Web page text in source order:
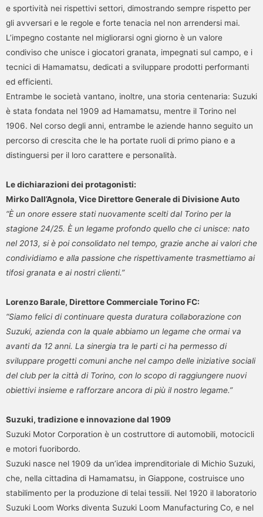
e sportività nei rispettivi settori, dimostrando sempre rispetto per
gli avversari e le regole e forte tenacia nel non arrendersi mai.
L’impegno costante nel migliorarsi ogni giorno è un valore
condiviso che unisce i giocatori granata, impegnati sul campo, e i
tecnici di Hamamatsu, dedicati a sviluppare prodotti performanti
ed efficienti.
Entrambe le società vantano, inoltre, una storia centenaria: Suzuki
è stata fondata nel 1909 ad Hamamatsu, mentre il Torino nel
1906. Nel corso degli anni, entrambe le aziende hanno seguito un
percorso di crescita che le ha portate ruoli di primo piano e a
distinguersi per il loro carattere e personalità.
Le dichiarazioni dei protagonisti:
Mirko Dall’Agnola, Vice Direttore Generale di Divisione Auto
“È un onore essere stati nuovamente scelti dal Torino per la
stagione 24/25. È un legame profondo quello che ci unisce: nato
nel 2013, si è poi consolidato nel tempo, grazie anche ai valori che
condividiamo e alla passione che rispettivamente trasmettiamo ai
tifosi granata e ai nostri clienti.”
Lorenzo Barale, Direttore Commerciale Torino FC:
“Siamo felici di continuare questa duratura collaborazione con
Suzuki, azienda con la quale abbiamo un legame che ormai va
avanti da 12 anni. La sinergia tra le parti ci ha permesso di
sviluppare progetti comuni anche nel campo delle iniziative sociali
del club per la città di Torino, con lo scopo di raggiungere nuovi
obiettivi insieme e rafforzare ancora di più il nostro legame.”
Suzuki, tradizione e innovazione dal 1909
Suzuki Motor Corporation è un costruttore di automobili, motocicli
e motori fuoribordo.
Suzuki nasce nel 1909 da un’idea imprenditoriale di Michio Suzuki,
che, nella cittadina di Hamamatsu, in Giappone, costruisce uno
stabilimento per la produzione di telai tessili. Nel 1920 il laboratorio
Suzuki Loom Works diventa Suzuki Loom Manufacturing Co, e nel